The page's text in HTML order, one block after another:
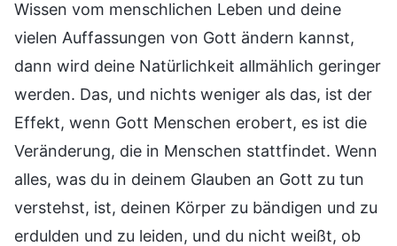
Wissen vom menschlichen Leben und deine
vielen Auffassungen von Gott ändern kannst,
dann wird deine Natürlichkeit allmählich geringer
werden. Das, und nichts weniger als das, ist der
Effekt, wenn Gott Menschen erobert, es ist die
Veränderung, die in Menschen stattfindet. Wenn
alles, was du in deinem Glauben an Gott zu tun
verstehst, ist, deinen Körper zu bändigen und zu
erdulden und zu leiden, und du nicht weißt, ob